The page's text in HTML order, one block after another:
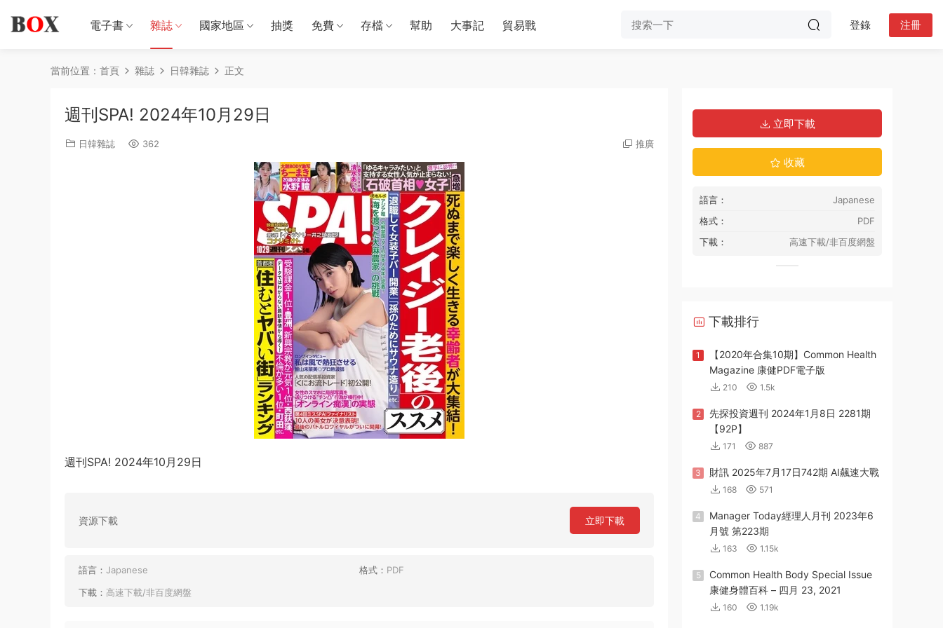
電子書 雜誌 國家地區 抽獎 免費 存檔 幫助 大事記 貿易戰 登錄 注冊
當前位置： 首頁 雜誌 日韓雜誌 正文
週刊SPA! 2024年10月29日
日韓雜誌 362 推廣
週刊SPA! 2024年10月29日
資源下載 立即下載
語言： Japanese 格式： PDF
下載： 高速下載/非百度網盤
立即下載
收藏
語言：
Japanese
格式：
PDF
下載：
高速下載/非百度網盤
下載排行
1
【2020年合集10期】Common Health
Magazine 康健PDF電子版
210 1.5k
2
先探投資週刊 2024年1月8日 2281期
【92P】
171 887
3 財訊 2025年7月17日742期 AI飆速大戰
168 571
4
Manager Today經理人月刊 2023年6
月號 第223期
163 1.15k
5
Common Health Body Special Issue
康健身體百科 – 四月 23, 2021
160 1.19k